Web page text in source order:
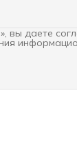
вы даете